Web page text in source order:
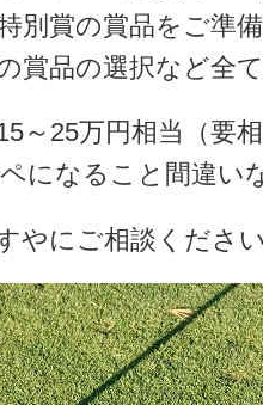
別賞の賞品をご準
賞品の選択など全
～25万円相当（要
になること間違い
やにご相談くださ